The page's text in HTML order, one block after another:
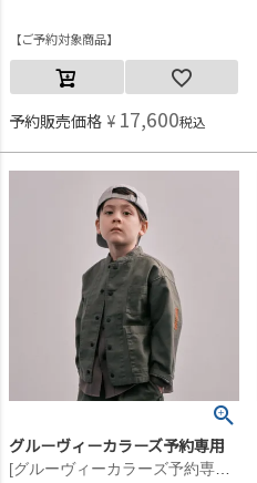
ご予約対象商品
予約販売価格 ¥ 17,600税込
グルーヴィーカラーズ予約専用
[グルーヴィーカラーズ予約専用] バックサテン GRAFFITI バンドカラー JK【8月入荷予定】 9KHカーキ